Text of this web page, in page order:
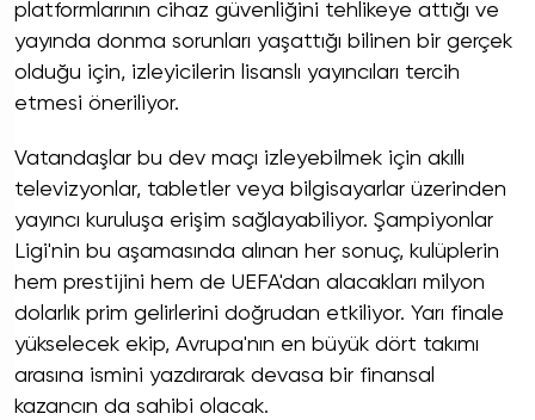
platformlarının cihaz güvenliğini tehlikeye attığı ve
yayında donma sorunları yaşattığı bilinen bir gerçek
olduğu için, izleyicilerin lisanslı yayıncıları tercih
etmesi öneriliyor.
Vatandaşlar bu dev maçı izleyebilmek için akıllı
televizyonlar, tabletler veya bilgisayarlar üzerinden
yayıncı kuruluşa erişim sağlayabiliyor. Şampiyonlar
Ligi'nin bu aşamasında alınan her sonuç, kulüplerin
hem prestijini hem de UEFA'dan alacakları milyon
dolarlık prim gelirlerini doğrudan etkiliyor. Yarı finale
yükselecek ekip, Avrupa'nın en büyük dört takımı
arasına ismini yazdırarak devasa bir finansal
kazancın da sahibi olacak.